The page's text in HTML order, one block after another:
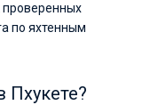
по яхтенным
Пхукете?